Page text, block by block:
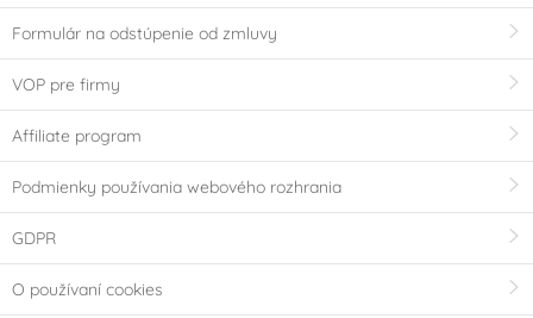
Formulár na odstúpenie od zmluvy
VOP pre firmy
Affiliate program
Podmienky používania webového rozhrania
GDPR
O používaní cookies